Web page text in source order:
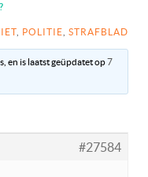
POLITIE STRAFBLAD
en is laatst geüpdatet op7
#27584